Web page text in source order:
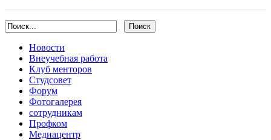
Новости
Внеучебная работа
Клуб менторов
Студсовет
Форум
Фотогалерея
сотрудникам
Профком
Медиацентр